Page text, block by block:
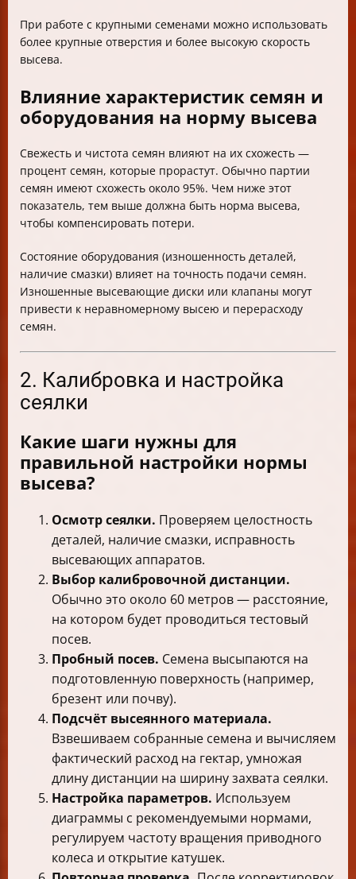
При работе с крупными семенами можно использовать
более крупные отверстия и более высокую скорость
высева.
Влияние характеристик семян и
оборудования на норму высева
Свежесть и чистота семян влияют на их схожесть —
процент семян, которые прорастут. Обычно партии
семян имеют схожесть около 95%. Чем ниже этот
показатель, тем выше должна быть норма высева,
чтобы компенсировать потери.
Состояние оборудования (изношенность деталей,
наличие смазки) влияет на точность подачи семян.
Изношенные высевающие диски или клапаны могут
привести к неравномерному высею и перерасходу
семян.
2. Калибровка и настройка
сеялки
Какие шаги нужны для
правильной настройки нормы
высева?
Осмотр сеялки. Проверяем целостность
деталей, наличие смазки, исправность
высевающих аппаратов.
Выбор калибровочной дистанции.
Обычно это около 60 метров — расстояние,
на котором будет проводиться тестовый
посев.
Пробный посев. Семена высыпаются на
подготовленную поверхность (например,
брезент или почву).
Подсчёт высеянного материала.
Взвешиваем собранные семена и вычисляем
фактический расход на гектар, умножая
длину дистанции на ширину захвата сеялки.
Настройка параметров. Используем
диаграммы с рекомендуемыми нормами,
регулируем частоту вращения приводного
колеса и открытие катушек.